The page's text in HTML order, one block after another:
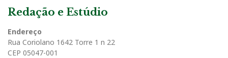
Redação e Estúdio
Endereço
Rua Coriolano 1642 Torre 1 n 22
CEP 05047-001